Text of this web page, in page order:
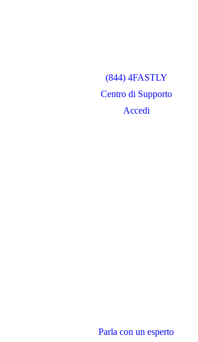
(844) 4FASTLY
Centro di Supporto
Accedi
Parla con un esperto